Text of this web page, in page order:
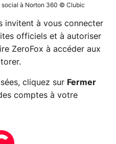
social à Norton 360 © Clubic
invitent à vous connecter
officiels et à autoriser
ZeroFox à accéder aux
cliquez sur Fermer
comptes à votre